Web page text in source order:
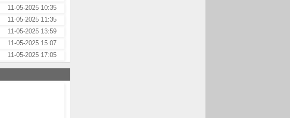
11-05-2025 10:35
11-05-2025 11:35
11-05-2025 13:59
11-05-2025 15:07
11-05-2025 17:05